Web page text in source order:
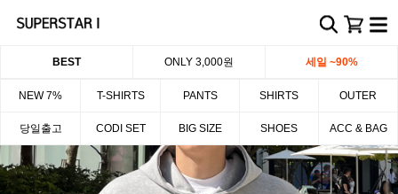
BEST ONLY 3,000원 세일 ~90%
NEW 7% T-SHIRTS PANTS SHIRTS OUTER
당일출고 CODI SET BIG SIZE SHOES ACC & BAG